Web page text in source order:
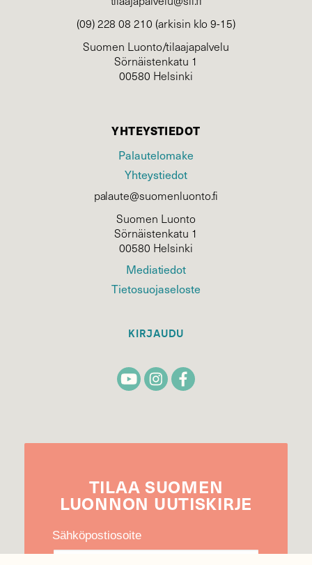
(09) 228 08 210 (arkisin klo 9-15)
Suomen Luonto/tilaajapalvelu
Sörnäistenkatu 1
00580 Helsinki
YHTEYSTIEDOT
Palautelomake
Yhteystiedot
palaute@suomenluonto.fi
Suomen Luonto
Sörnäistenkatu 1
00580 Helsinki
Mediatiedot
Tietosuojaseloste
KIRJAUDU
TILAA SUOMEN
LUONNON UUTIS­KIRJE
Sähköpostiosoite